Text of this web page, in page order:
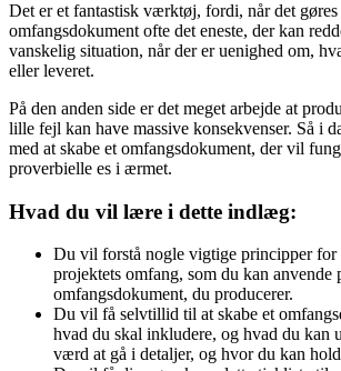
Det er et fantastisk værktøj, fordi, når det
omfangsdokument ofte det eneste, der kan
vanskelig situation, når der er uenighed om,
eller leveret.
På den anden side er det meget arbejde at
lille fejl kan have massive konsekvenser. Så i
med at skabe et omfangsdokument, der vil
proverbielle es i ærmet.
Hvad du vil lære i dette indlæg:
Du vil forstå nogle vigtige principper for
projektets omfang, som du kan anvende
omfangsdokument, du producerer.
Du vil få selvtillid til at skabe et
hvad du skal inkludere, og hvad du kan
værd at gå i detaljer, og hvor du kan